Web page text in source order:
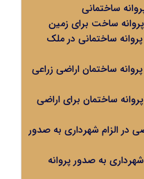
ساختمانی
ساخت برای زمین
ساختمانی در ملک
ساختمان اراضی زراعی
ساختمان برای اراضی
در الزام شهرداری به صدور
به صدور پروانه